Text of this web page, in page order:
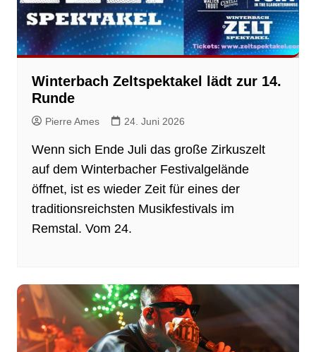
Winterbach Zeltspektakel lädt zur 14.
Runde
Pierre Ames 24. Juni 2026
Wenn sich Ende Juli das große Zirkuszelt
auf dem Winterbacher Festivalgelände
öffnet, ist es wieder Zeit für eines der
traditionsreichsten Musikfestivals im
Remstal. Vom 24.